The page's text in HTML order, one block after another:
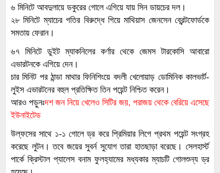
৬ মিনিটে আবদুলায়ে ডকুরের গোলে এগিয়ে যায় সিন ডায়চের দল।
২৮ মিনিটে ম্যাচের গতির বিরুদ্ধে গিয়ে মাথিয়াস জেনসেন ব্রেন্টফোর্ডকে
সমতায় ফেরান।
৬৭ মিনিটে ডুইট ম্যাকনিলের কর্ণার থেকে জেমস টারকোসি আবারো
এভারটনকে এগিয়ে দেন।
চার মিনিট পর ঠান্ডা মাথার ফিনিশিংয়ে বদলী খেলোয়াড় ডোমিনিক কালভার্ট-
লুইস এভারটনের বহুল প্রতিক্ষিত তিন পয়েন্ট নিশ্চিত করেন।
আরও পড়ুনঃদশ জন নিয়ে খেলেও সিটির জয়, পরাজয় থেকে বেরিয়ে এসেছে
ইউনাইটেড
উল্ফসের সাথে ১-১ গোলে ড্র করে প্রিমিয়ার লিগে প্রথম পয়েন্ট সংগ্রহ
করেছে লুটন। তবে জয়ের সুবর্ন সুযোগ তারা হাতছাড়া বরেছে। সেলহার্স্ট
পার্কে ক্রিস্টাল প্যালেস বনাম ফুলহ্যামের মধ্যকার ম্যাচটি গোলশুন্য ড্র